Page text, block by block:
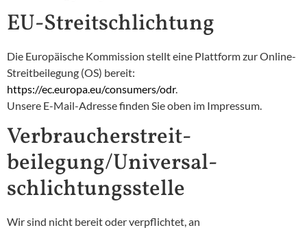
EU-Streitschlichtung
Die Europäische Kommission stellt eine Plattform zur Online-
Streitbeilegung (OS) bereit:
https://ec.europa.eu/consumers/odr.
Unsere E-Mail-Adresse finden Sie oben im Impressum.
Verbraucher­streit­
beilegung/Universal­
schlichtungs­stelle
Wir sind nicht bereit oder verpflichtet, an